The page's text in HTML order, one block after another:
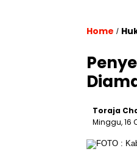
Home /
Toraja
Minggu, 16